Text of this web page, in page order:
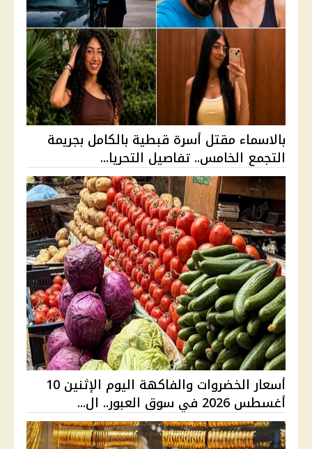
بالاسماء مقتل أسرة قبطية بالكامل بجريمة
التجمع الخامس.. تفاصيل التحريا...
أسعار الخضروات والفاكهة اليوم الإثنين 10
أغسطس 2026 في سوق العبور.. ال...